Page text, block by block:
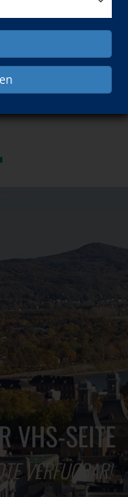
VHS-SEITE
VERFÜGBAR!